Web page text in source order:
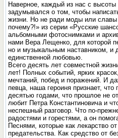
Наверное, каждый из нас с высоты
задумывался о том, чтобы
жизни. Но не ради моды или славы
почему?!» из серии «Русские
альбомными фотоснимками и
нами Вера Лещенко, для которой
но и музыкальным наставником, и
единственной любовью.
Всего десять лет совместной
лет! Полных событий, ярких
мечтаний, побед и поражений. И
певца, наша героиня признает,
десятью годами, что прошлое не
любит Петра Константиновича и
неспешный разговор. Что по-
радостями и горестями, а он
Песнями, которые как лекарство
предательства. Как средство от